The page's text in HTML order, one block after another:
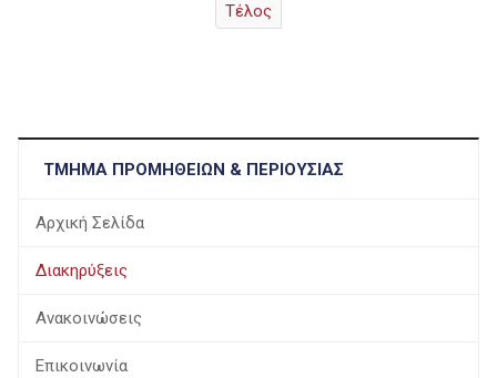
Τέλος
ΤΜΉΜΑ ΠΡΟΜΗΘΕΙΏΝ & ΠΕΡΙΟΥΣΊΑΣ
Αρχική Σελίδα
Διακηρύξεις
Ανακοινώσεις
Επικοινωνία